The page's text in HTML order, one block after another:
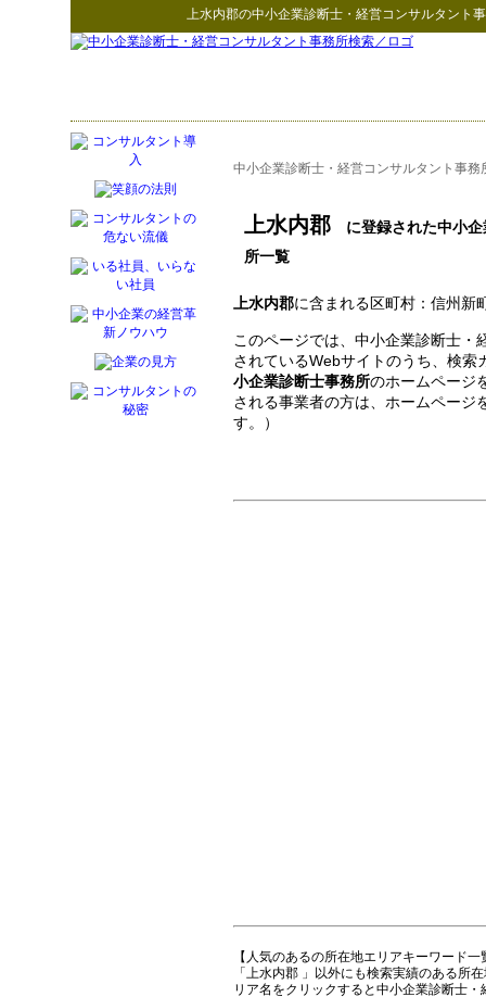
上水内郡の中小企業診断士・経営コンサルタント
中小企業診断士・経営コンサルタント事務
上水内郡 に登録された中小企
所一覧
上水内郡に含まれる区町村：信州新
このページでは、中小企業診断士・
されているWebサイトのうち、検索
小企業診断士事務所のホームページ
される事業者の方は、ホームページ
す。）
【人気のあるの所在地エリアキーワード一
「上水内郡 」以外にも検索実績のある所
リア名をクリックすると中小企業診断士